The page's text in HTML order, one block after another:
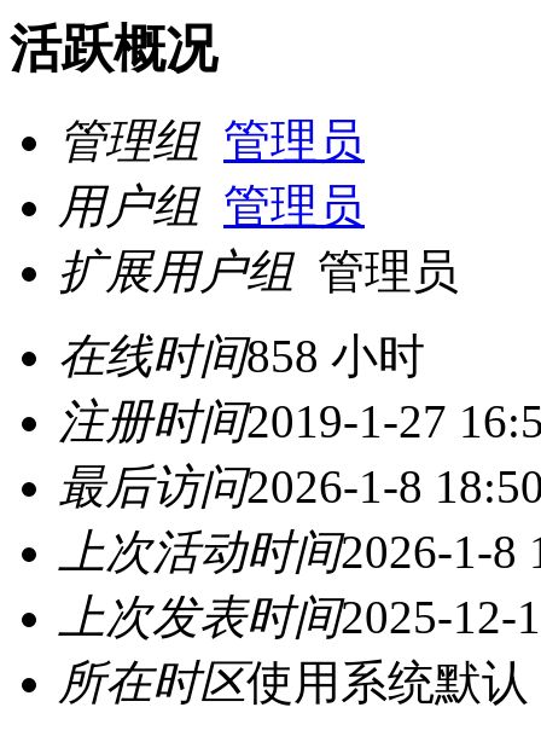
活跃概况
管理组 管理员
用户组 管理员
扩展用户组 管理员
在线时间858 小时
注册时间2019-1-27
最后访问2026-1-8
上次活动时间2026-1-8
上次发表时间2025-12-
所在时区使用系统默认